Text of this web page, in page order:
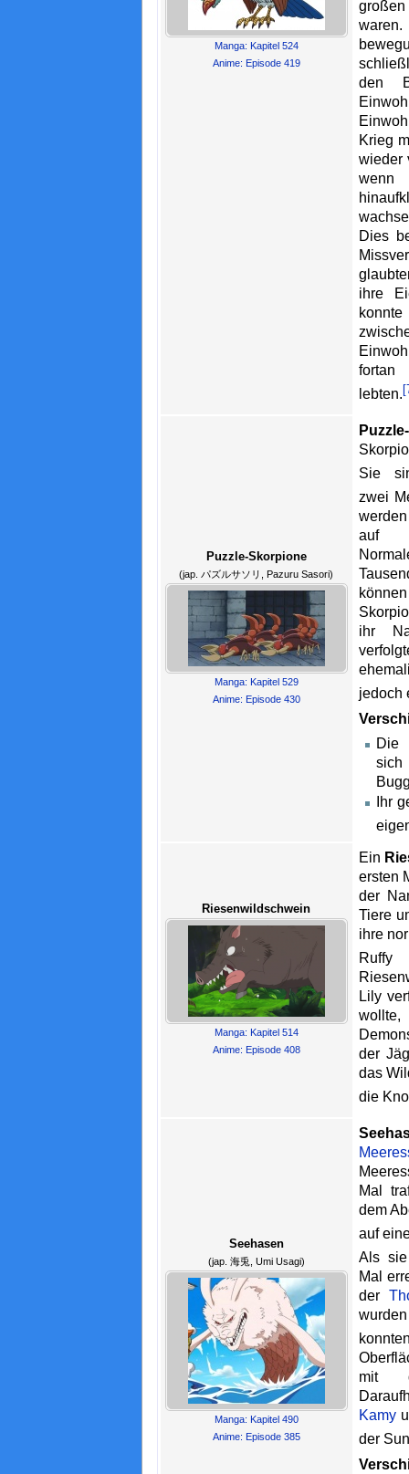
Manga: Kapitel 524
Anime: Episode 419
den
Krieg
wieder
Dies
ihre
fortan
lebten.
Puzzle-Skorpione
(jap. パズルサソリ, Pazuru Sasori)
Manga: Kapitel 529
Anime: Episode 430
Sie
zwei
auf
ihr
jedoch
Die
Ihr
Riesenwildschwein
Manga: Kapitel 514
Anime: Episode 408
Ein
ersten
der
Tiere
ihre
Lily
der
das
die
Seehasen
(jap. 海兎, Umi Usagi)
Manga: Kapitel 490
Anime: Episode 385
Mal
dem
auf
Als
Mal
der
mit
Kamy
der